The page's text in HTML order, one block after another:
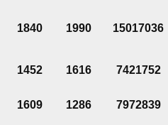
1840 1990 15017036
1452 1616 7421752
1609 1286 7972839